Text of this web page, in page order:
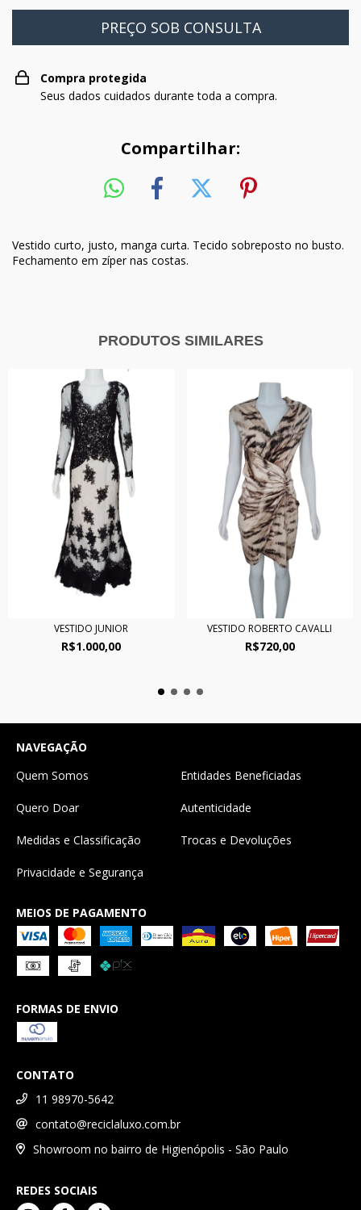
Compra protegida
Seus dados cuidados durante toda a compra.
Compartilhar:
Vestido curto, justo, manga curta. Tecido sobreposto no busto.
Fechamento em zíper nas costas.
PRODUTOS SIMILARES
VESTIDO JUNIOR
R$1.000,00
VESTIDO ROBERTO CAVALLI
R$720,00
NAVEGAÇÃO
Quem Somos
Entidades Beneficiadas
Quero Doar Autenticidade
Medidas e Classificação Trocas e Devoluções
Privacidade e Segurança
MEIOS DE PAGAMENTO
FORMAS DE ENVIO
CONTATO
11 98970-5642
contato@reciclaluxo.com.br
Showroom no bairro de Higienópolis - São Paulo
REDES SOCIAIS